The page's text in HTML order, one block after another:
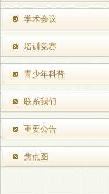
学术会议
培训竞赛
青少年科普
联系我们
重要公告
焦点图